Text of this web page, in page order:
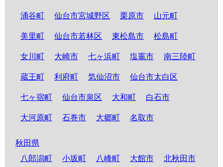
涌谷町 仙台市宮城野区 栗原市 山元町
美里町 仙台市若林区 東松島市 松島町
女川町 大崎市 七ヶ浜町 塩竈市 南三陸町
蔵王町 利府町 気仙沼市 仙台市太白区
七ヶ宿町 仙台市泉区 大和町 白石市
大河原町 石巻市 大郷町 名取市
秋田県
八郎潟町
小坂町 八峰町 大館市 北秋田市